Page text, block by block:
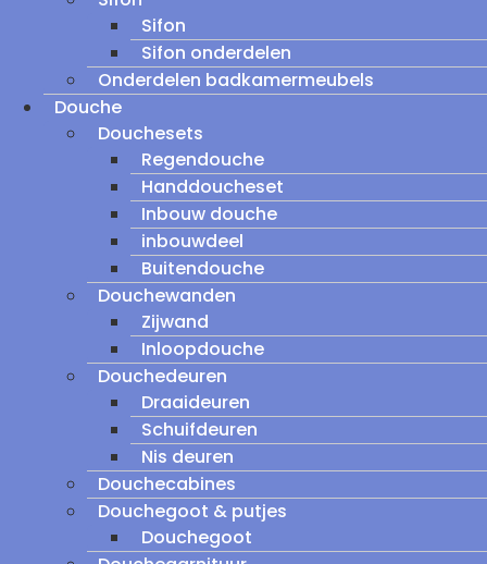
Sifon
Sifon onderdelen
Onderdelen badkamermeubels
Douche
Douchesets
Regendouche
Handdoucheset
Inbouw douche
inbouwdeel
Buitendouche
Douchewanden
Zijwand
Inloopdouche
Douchedeuren
Draaideuren
Schuifdeuren
Nis deuren
Douchecabines
Douchegoot & putjes
Douchegoot